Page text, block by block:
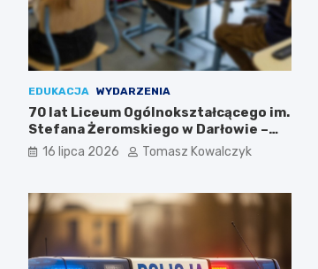
EDUKACJA WYDARZENIA
70 lat Liceum Ogólnokształcącego im.
Stefana Żeromskiego w Darłowie –
Świętuj z nami!
16 lipca 2026 Tomasz Kowalczyk